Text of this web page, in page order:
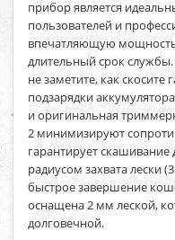
приборявляется
пользователей и
впечатляющую
длительный срок
не заметите, как
подзарядки
и оригинальная
2 минимизируют
гарантирует
радиусом захвата лески
быстрое завершение
оснащена 2 мм леской,
долговечной.